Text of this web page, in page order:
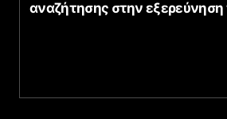
αναζήτησης στην